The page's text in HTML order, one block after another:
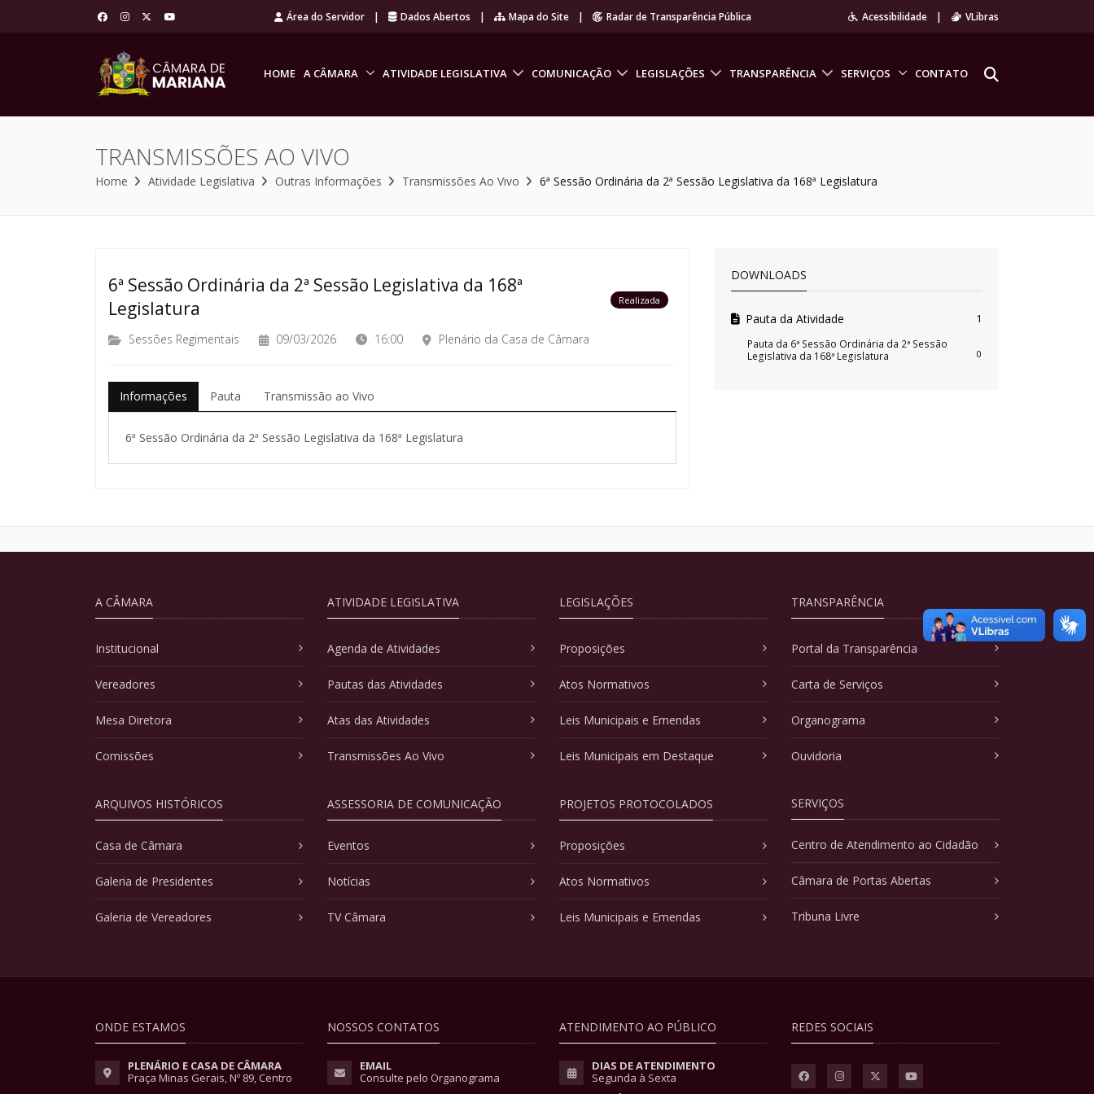
Área do Servidor | Dados Abertos | Mapa do Site | Radar de Transparência Pública Acessibilidade | VLibras
HOME A CÂMARA ATIVIDADE LEGISLATIVA COMUNICAÇÃO LEGISLAÇÕES TRANSPARÊNCIA SERVIÇOS CONTATO
TRANSMISSÕES AO VIVO
Home Atividade Legislativa Outras Informações Transmissões Ao Vivo 6ª Sessão Ordinária da 2ª Sessão Legislativa da 168ª Legislatura
6ª Sessão Ordinária da 2ª Sessão Legislativa da 168ª
Legislatura
Realizada
Sessões Regimentais 09/03/2026 16:00 Plenário da Casa de Câmara
Informações Pauta Transmissão ao Vivo
6ª Sessão Ordinária da 2ª Sessão Legislativa da 168ª Legislatura
DOWNLOADS
Pauta da Atividade 1
Pauta da 6ª Sessão Ordinária da 2ª Sessão
Legislativa da 168ª Legislatura
0
A CÂMARA
Institucional
Vereadores
Mesa Diretora
Comissões
ARQUIVOS HISTÓRICOS
Casa de Câmara
Galeria de Presidentes
Galeria de Vereadores
ATIVIDADE LEGISLATIVA
Agenda de Atividades
Pautas das Atividades
Atas das Atividades
Transmissões Ao Vivo
ASSESSORIA DE COMUNICAÇÃO
Eventos
Notícias
TV Câmara
LEGISLAÇÕES
Proposições
Atos Normativos
Leis Municipais e Emendas
Leis Municipais em Destaque
PROJETOS PROTOCOLADOS
Proposições
Atos Normativos
Leis Municipais e Emendas
TRANSPARÊNCIA
Portal da Transparência
Carta de Serviços
Organograma
Ouvidoria
SERVIÇOS
Centro de Atendimento ao Cidadão
Câmara de Portas Abertas
Tribuna Livre
ONDE ESTAMOS
PLENÁRIO E CASA DE CÂMARA
Praça Minas Gerais, Nº 89, Centro
NOSSOS CONTATOS
EMAIL
Consulte pelo Organograma
ATENDIMENTO AO PÚBLICO
DIAS DE ATENDIMENTO
Segunda à Sexta
REDES SOCIAIS